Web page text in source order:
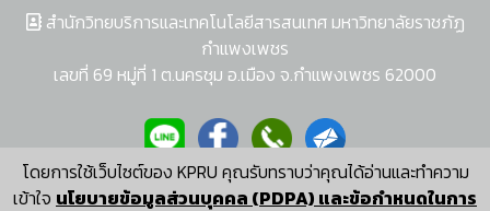
โดยการใช้เว็บไซต์ของ KPRU คุณรับทราบว่าคุณได้อ่านและทำความ
เข้าใจ นโยบายข้อมูลส่วนบุคคล (PDPA) และข้อกำหนดในการ
สำนักวิทยบริการและเทคโนโลยีสารสนเทศ มหาวิทยาลัยราชภัฏ
กำแพงเพชร
เลขที่ 69 หมู่ที่ 1 ต.นครชุม อ.เมือง จ.กำแพงเพชร 62000
ผู้พัฒนาระบบ อนุชา พวงผกา